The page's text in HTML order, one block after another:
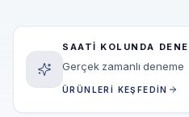
SAATI KOLUNDA DENE
Gerçek zamanlı deneme
ÜRÜNLERI KEŞFEDIN